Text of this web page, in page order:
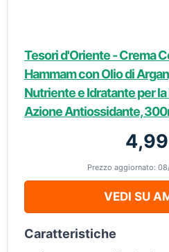
Tesori d'Oriente - Crema
Hammam con Olio di
Nutriente e Idratante per
Azione Antiossidante,
Prezzo aggiornato:
VEDI SU
Caratteristiche